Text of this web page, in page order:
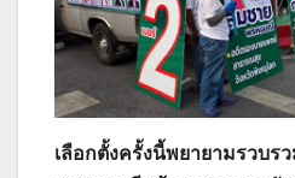
เลือกตั้งครั้งนี้พยายามรวบร